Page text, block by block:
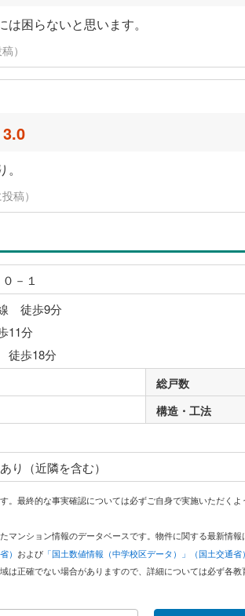
困らないと思います。
）
3.0
稿）
－１
徒歩9分
11分
徒歩18分
総戸数
構造・工法
り（近隣を含む）
最終的な事実確認については必ずご自身で実施いただくよ
ンション情報のデータベースです。物件に関する最新情報
） および 「国土数値情報（中学校区データ）」（国土交通省）
正確でない場合がありますので、詳細については必ず各教